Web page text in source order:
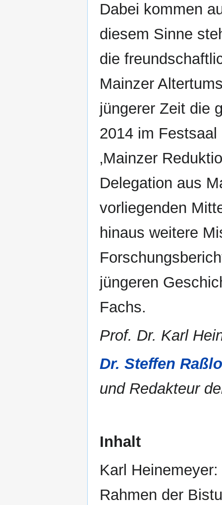
Dabei kommen
diesem Sinne
die
Mainzer
jüngerer Zeit die
2014 im Festsaal
‚Mainzer
Delegation aus
vorliegenden
hinaus weitere
jüngeren
Fachs.
Prof. Dr. Karl
Dr. Steffen
und Redakteur
Inhalt
Karl
Rahmen der